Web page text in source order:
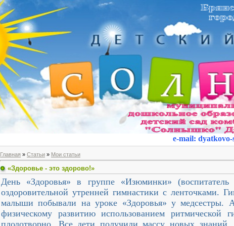
e-mail: dyatkovo-
Главная » Статьи » Мои статьи
«Здоровье - это здорово!»
День «Здоровья» в группе «Изюминки»
оздоровительной утренней гимнастики с ленточками.
малыши побывали на уроке «Здоровья» у медсестры.
физическому развитию использованием ритмической
плодотворно. Все дети получили массу новых